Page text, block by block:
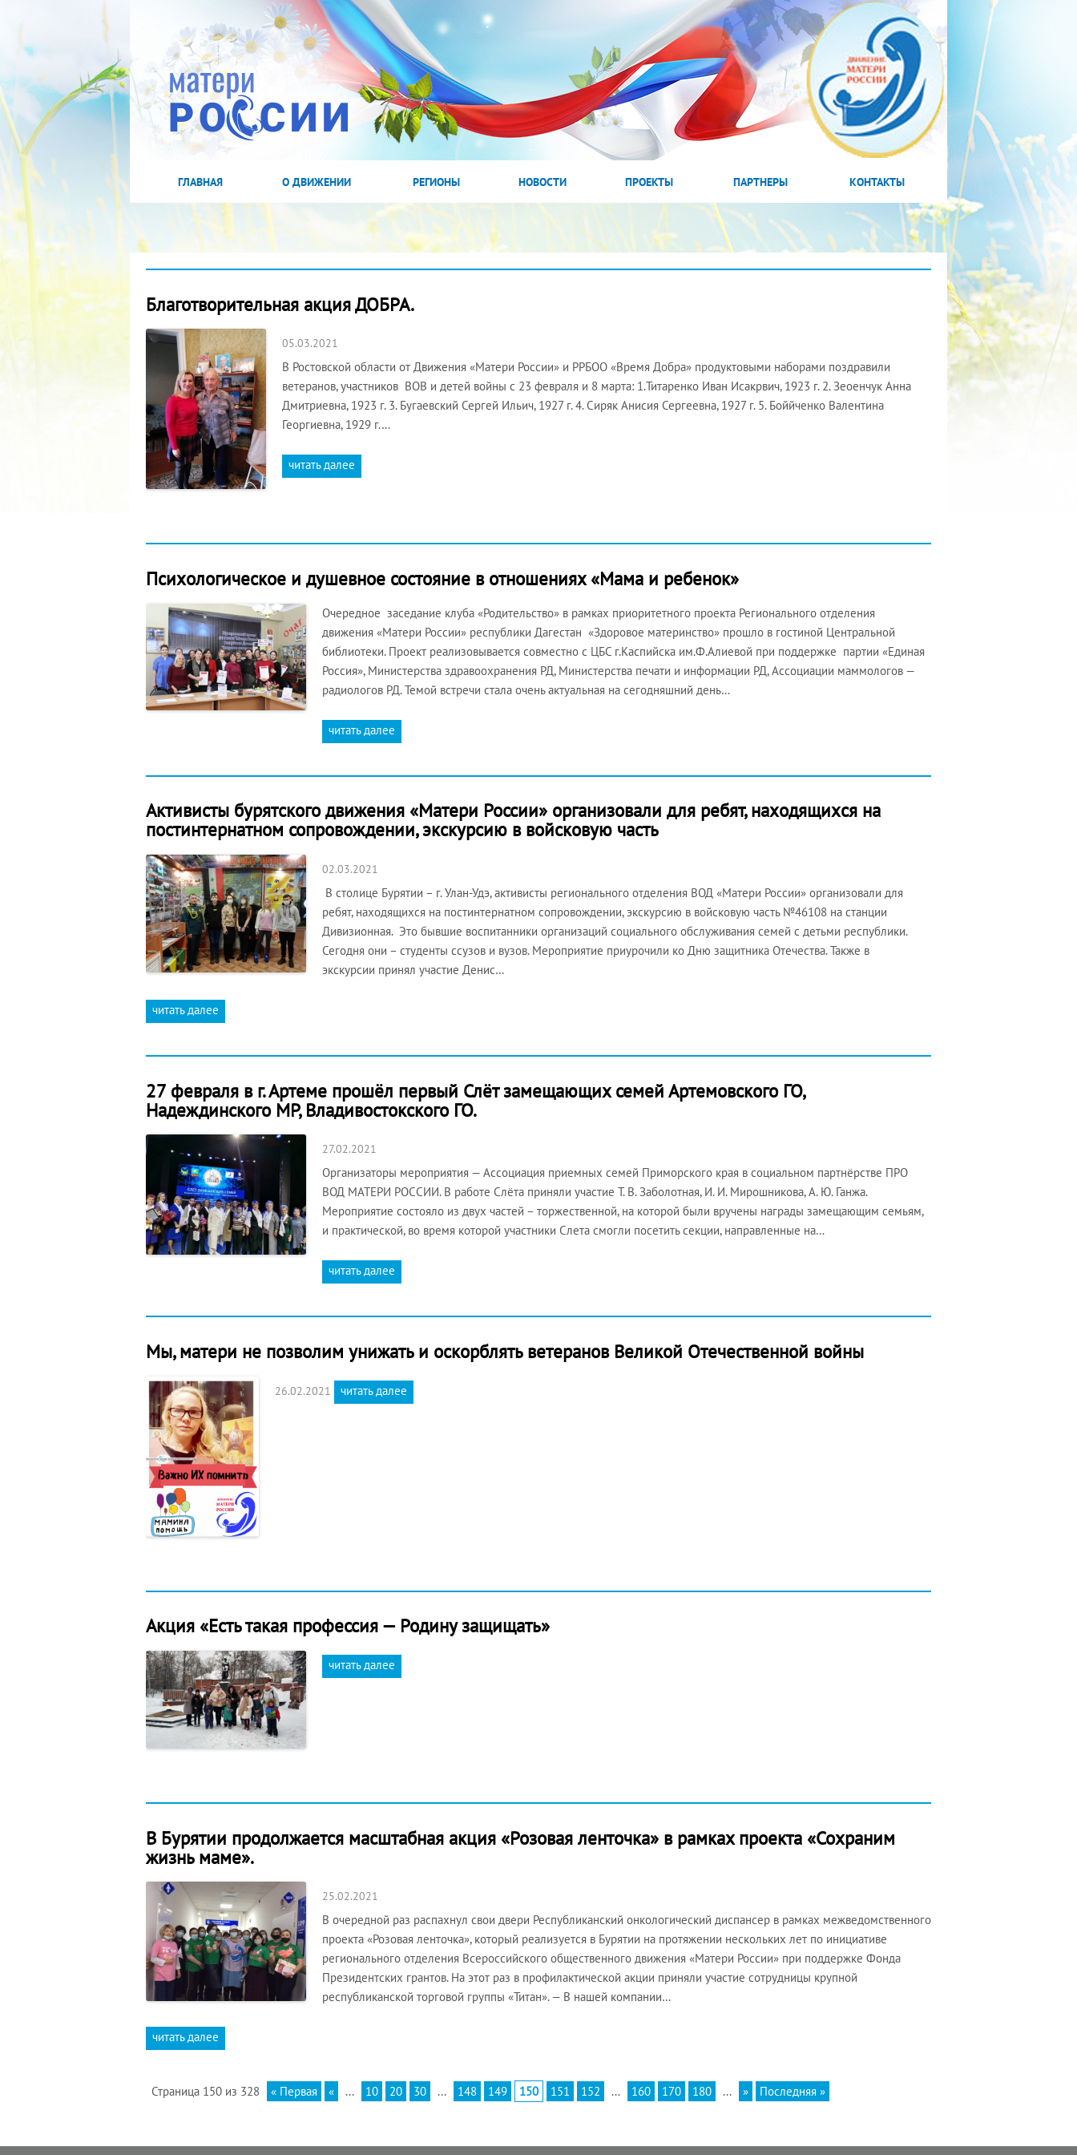
ГЛАВНАЯ О ДВИЖЕНИИ РЕГИОНЫ НОВОСТИ ПРОЕКТЫ ПАРТНЕРЫ КОНТАКТЫ
Благотворительная акция ДОБРА.
05.03.2021
В Ростовской области от Движения «Матери России» и РРБОО «Время Добра» продуктовыми наборами поздравили
ветеранов, участников ВОВ и детей войны с 23 февраля и 8 марта: 1.Титаренко Иван Исакрвич, 1923 г. 2. Зеоенчук Анна
Дмитриевна, 1923 г. 3. Бугаевский Сергей Ильич, 1927 г. 4. Сиряк Анисия Сергеевна, 1927 г. 5. Боййченко Валентина
Георгиевна, 1929 г.…
читать далее
Психологическое и душевное состояние в отношениях «Мама и ребенок»
Очередное заседание клуба «Родительство» в рамках приоритетного проекта Регионального отделения
движения «Матери России» республики Дагестан «Здоровое материнство» прошло в гостиной Центральной
библиотеки. Проект реализовывается совместно с ЦБС г.Каспийска им.Ф.Алиевой при поддержке партии «Единая
Россия», Министерства здравоохранения РД, Министерства печати и информации РД, Ассоциации маммологов —
радиологов РД. Темой встречи стала очень актуальная на сегодняшний день…
читать далее
Активисты бурятского движения «Матери России» организовали для ребят, находящихся на
постинтернатном сопровождении, экскурсию в войсковую часть
02.03.2021
В столице Бурятии – г. Улан-Удэ, активисты регионального отделения ВОД «Матери России» организовали для
ребят, находящихся на постинтернатном сопровождении, экскурсию в войсковую часть №46108 на станции
Дивизионная. Это бывшие воспитанники организаций социального обслуживания семей с детьми республики.
Сегодня они – студенты ссузов и вузов. Мероприятие приурочили ко Дню защитника Отечества. Также в
экскурсии принял участие Денис…
читать далее
27 февраля в г. Артеме прошёл первый Слёт замещающих семей Артемовского ГО,
Надеждинского МР, Владивостокского ГО.
27.02.2021
Организаторы мероприятия — Ассоциация приемных семей Приморского края в социальном партнёрстве ПРО
ВОД МАТЕРИ РОССИИ. В работе Слёта приняли участие Т. В. Заболотная, И. И. Мирошникова, А. Ю. Ганжа.
Мероприятие состояло из двух частей – торжественной, на которой были вручены награды замещающим семьям,
и практической, во время которой участники Слета смогли посетить секции, направленные на…
читать далее
Мы, матери не позволим унижать и оскорблять ветеранов Великой Отечественной войны
26.02.2021 читать далее
Акция «Есть такая профессия — Родину защищать»
читать далее
В Бурятии продолжается масштабная акция «Розовая ленточка» в рамках проекта «Сохраним
жизнь маме».
25.02.2021
В очередной раз распахнул свои двери Республиканский онкологический диспансер в рамках межведомственного
проекта «Розовая ленточка», который реализуется в Бурятии на протяжении нескольких лет по инициативе
регионального отделения Всероссийского общественного движения «Матери России» при поддержке Фонда
Президентских грантов. На этот раз в профилактической акции приняли участие сотрудницы крупной
республиканской торговой группы «Титан». — В нашей компании…
читать далее
Страница 150 из 328 « Первая « ... 10 20 30 ... 148 149 150 151 152 ... 160 170 180 ... » Последняя »